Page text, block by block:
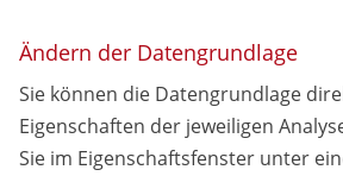
Ändern der Datengrundlage
Sie können die Datengrundlage
Eigenschaften der jeweiligen
Sie im Eigenschaftsfenster unter